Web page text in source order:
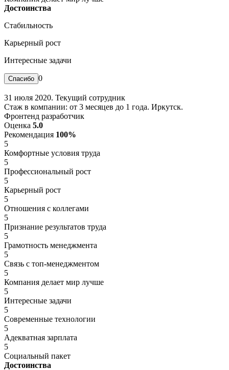
Достоинства
Стабильность
Карьерный рост
Интересные задачи
0
31 июля 2020. Текущий сотрудник
Стаж в компании: от 3 месяцев до 1 года. Иркутск.
Фронтенд разработчик
Оценка 5.0
Рекомендация 100%
5
Комфортные условия труда
5
Профессиональный рост
5
Карьерный рост
5
Отношения с коллегами
5
Признание результатов труда
5
Грамотность менеджмента
5
Связь с топ-менеджментом
5
Компания делает мир лучше
5
Интересные задачи
5
Современные технологии
5
Адекватная зарплата
5
Социальный пакет
Достоинства